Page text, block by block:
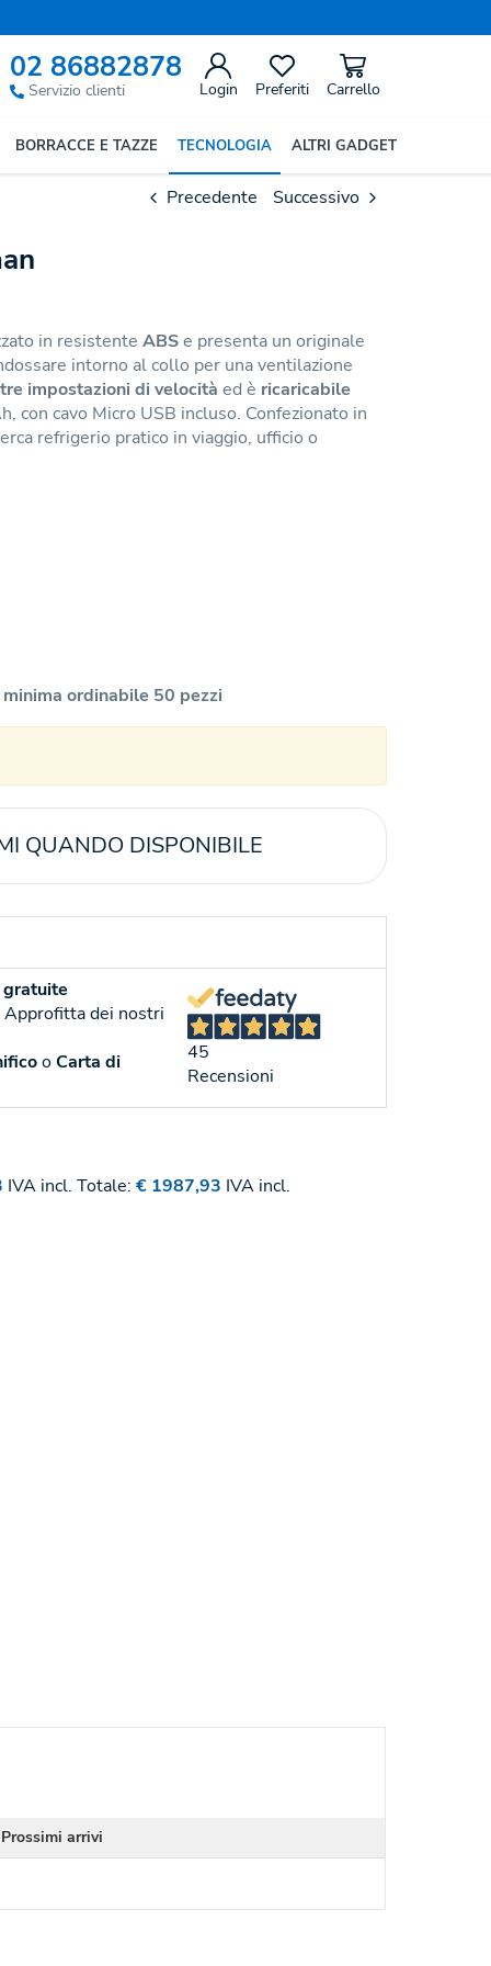
02 86882878
Servizio clienti Login Preferiti Carrello
BORRACCE E TAZZE TECNOLOGIA ALTRI GADGET
Precedente Successivo
in resistente ABSe presenta un originale
intorno al collo per una ventilazione
tre impostazioni di velocità ed è ricaricabile
con cavo Micro USB incluso. Confezionato in
refrigerio pratico in viaggio, ufficio o
ordinabile 50 pezzi
QUANDO DISPONIBILE
Approfitta dei nostri
oCarta di
45
Recensioni
IVA incl. Totale: € 1987,93 IVA incl.
Prossimi arrivi